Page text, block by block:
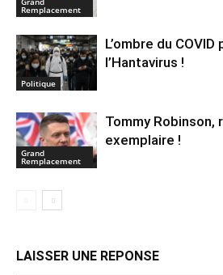
Remplacement
Politique
L’ombre du COVID
l’Hantavirus !
Grand
Remplacement
Tommy
exemplaire !
LAISSER UNE REPONSE